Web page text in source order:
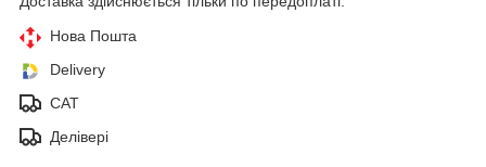
Нова Пошта
Delivery
CAT
Делівері